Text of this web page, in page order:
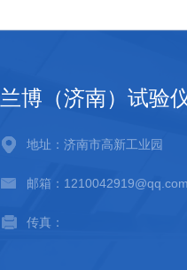
兰博（济南）试验
地址：济南市高新工业园
邮箱：1210042919@qq.com
传真：